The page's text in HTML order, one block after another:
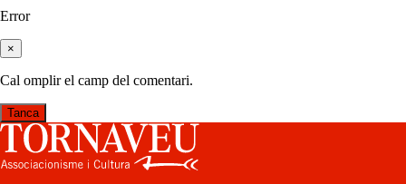
Error
×
Cal omplir el camp del comentari.
Tanca